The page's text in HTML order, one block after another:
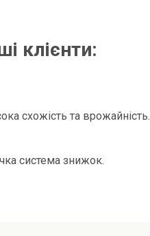
клієнти:
схожість та врожайність.
система знижок.